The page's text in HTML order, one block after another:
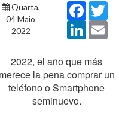
Quarta,
04 Maio
2022
LinkedIn
2022, el año que más
merece la pena comprar un
teléfono o Smartphone
seminuevo.